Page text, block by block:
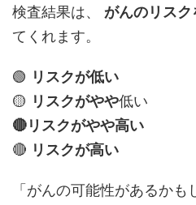
検査結果は、 がんのリス
てくれます。
🟢 リスクが低い
🟡 リスクがやや低い
🔴リスクがやや高い
🔴 リスクが高い
「がんの可能性があるか